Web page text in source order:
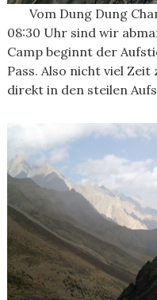
Vom Dung Dung
08:30 Uhr sind wir
Camp beginnt der
Pass. Also nicht viel
direkt in den steilen